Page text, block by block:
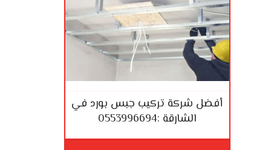
أفضل شركة تركيب جبس بورد في
الشارقة :0553996694